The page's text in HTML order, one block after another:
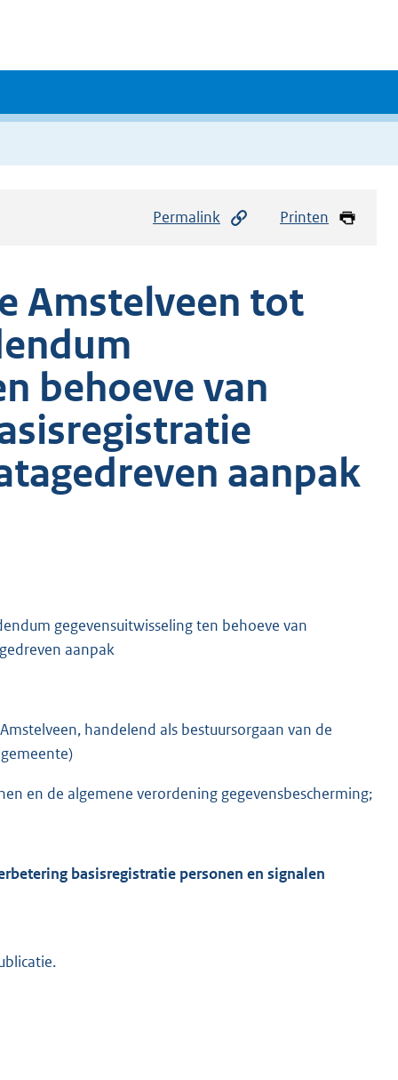
Permalink Printen
Amstelveen tot
behoeve van
aanpak
gegevensuitwisseling ten behoeve van
aanpak
handelend als bestuursorgaan van de
en de algemene verordening gegevensbescherming;
basisregistratie personen en signalen